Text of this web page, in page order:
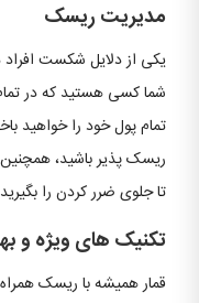
مدیریت ریسک
یکی از دلایل شکست افراد
شما کسی هستید که در
تمام پول خود را خواهید
ریسک پذیر باشید، همچنین
تا جلوی ضرر کردن را
تکنیک های ویژه و
قمار همیشه با ریسک